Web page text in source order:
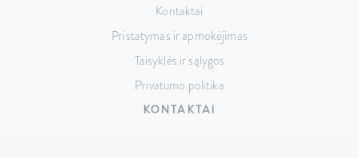
Kontaktai
Pristatymas ir apmokėjimas
Taisyklės ir sąlygos
Privatumo politika
KONTAKTAI